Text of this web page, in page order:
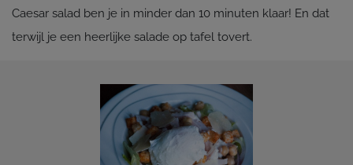
Caesar salad ben je in minder dan 10 minuten klaar! En dat
terwijl je een heerlijke salade op tafel tovert.